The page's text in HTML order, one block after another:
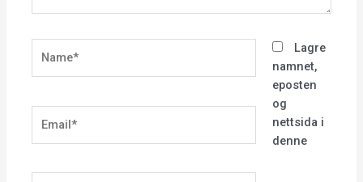
Lagre
namnet,
eposten
og
nettsida i
denne